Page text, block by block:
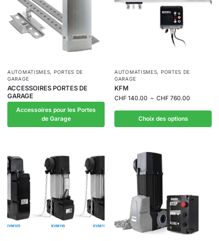
AUTOMATISMES, PORTES DE
GARAGE
ACCESSOIRES PORTES DE
GARAGE
Accessoires pour les Portes
de Garage
AUTOMATISMES, PORTES DE
GARAGE
KFM
CHF 140.00 – CHF 760.00
Choix des options